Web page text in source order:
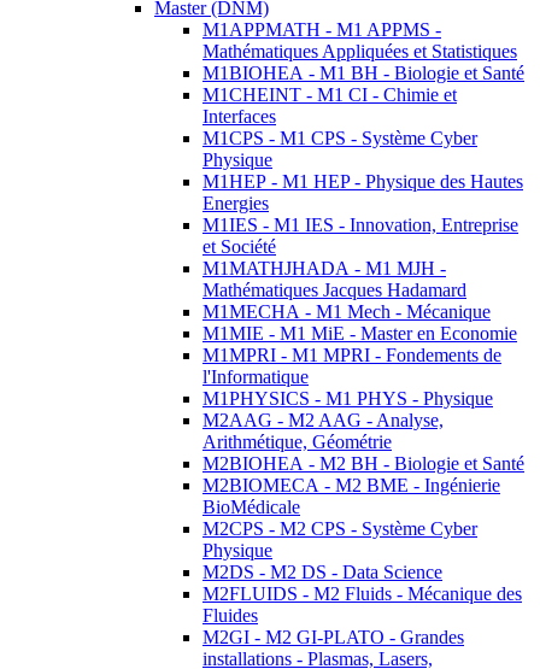
Master (DNM)
M1APPMATH - M1 APPMS -
Mathématiques Appliquées et Statistiques
M1BIOHEA - M1 BH - Biologie et Santé
M1CHEINT - M1 CI - Chimie et
Interfaces
M1CPS - M1 CPS - Système Cyber
Physique
M1HEP - M1 HEP - Physique des Hautes
Energies
M1IES - M1 IES - Innovation, Entreprise
et Société
M1MATHJHADA - M1 MJH -
Mathématiques Jacques Hadamard
M1MECHA - M1 Mech - Mécanique
M1MIE - M1 MiE - Master en Economie
M1MPRI - M1 MPRI - Fondements de
l'Informatique
M1PHYSICS - M1 PHYS - Physique
M2AAG - M2 AAG - Analyse,
Arithmétique, Géométrie
M2BIOHEA - M2 BH - Biologie et Santé
M2BIOMECA - M2 BME - Ingénierie
BioMédicale
M2CPS - M2 CPS - Système Cyber
Physique
M2DS - M2 DS - Data Science
M2FLUIDS - M2 Fluids - Mécanique des
Fluides
M2GI - M2 GI-PLATO - Grandes
installations - Plasmas, Lasers,